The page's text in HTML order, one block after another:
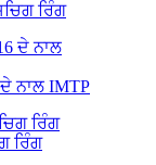
ਰਿੰਗ
ਨਾਲ IMTP
ਰਿੰਗ